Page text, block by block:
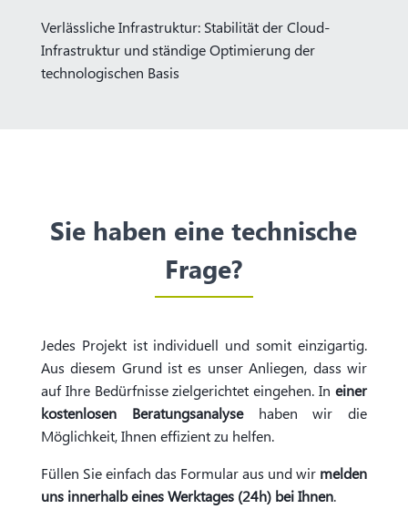
Verlässliche Infrastruktur: Stabilität der Cloud-
Infrastruktur und ständige Optimierung der
technologischen Basis
Sie haben eine technische
Frage?
Jedes Projekt ist individuell und somit einzigartig.
Aus diesem Grund ist es unser Anliegen, dass wir
auf Ihre Bedürfnisse zielgerichtet eingehen. Ineiner
kostenlosen Beratungsanalysehaben wir die
Möglichkeit, Ihnen effizient zu helfen.
Füllen Sie einfach das Formular aus und wir melden
uns innerhalb eines Werktages (24h) bei Ihnen.